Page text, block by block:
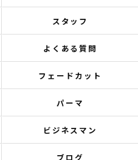
スタッフ
よくある質問
フェードカット
パーマ
ビジネスマン
ブログ